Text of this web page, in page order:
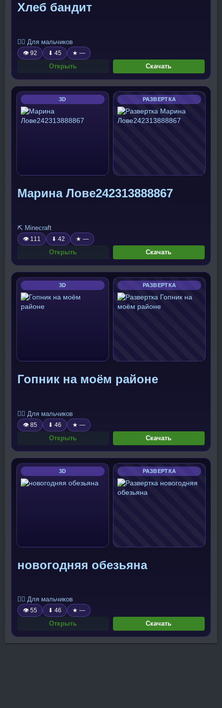
Хлеб бандит
🧍‍♂️ Для мальчиков
👁 92 ⬇ 45 ★ —
Открыть Скачать
3D РАЗВЕРТКА
Марина Лове242313888867
⛏️ Minecraft
👁 111 ⬇ 42 ★ —
Открыть Скачать
3D РАЗВЕРТКА
Гопник на моём районе
🧍‍♂️ Для мальчиков
👁 85 ⬇ 46 ★ —
Открыть Скачать
3D РАЗВЕРТКА
новогодняя обезьяна
🧍‍♂️ Для мальчиков
👁 55 ⬇ 46 ★ —
Открыть Скачать